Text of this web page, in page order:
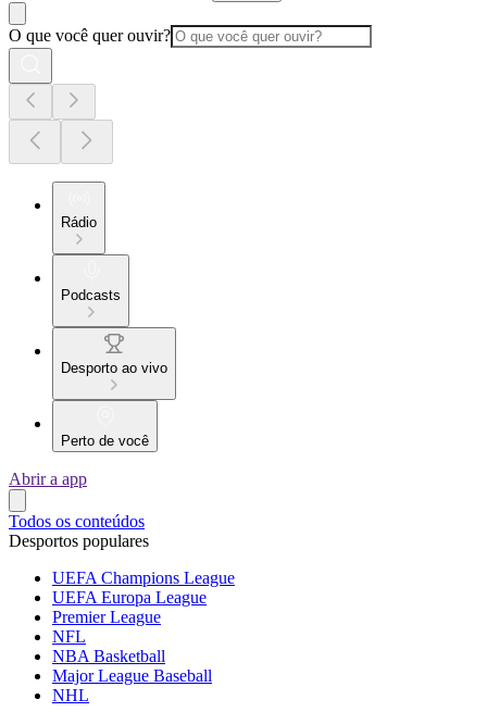
O que você quer ouvir?
Rádio
Podcasts
Desporto ao vivo
Perto de você
Abrir a app
Todos os conteúdos
Desportos populares
UEFA Champions League
UEFA Europa League
Premier League
NFL
NBA Basketball
Major League Baseball
NHL